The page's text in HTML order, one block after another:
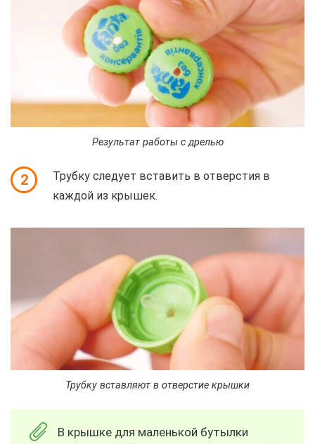
Результат работы с дрелью
2
Трубку следует вставить в отверстия в
каждой из крышек.
Трубку вставляют в отверстие крышки
В крышке для маленькой бутылки